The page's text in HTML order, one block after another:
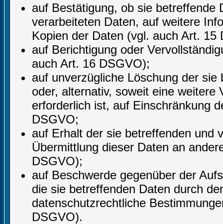
auf Bestätigung, ob sie betreffende
verarbeiteten Daten, auf weitere
Kopien der Daten (vgl. auch Art. 15
auf Berichtigung oder
auch Art. 16 DSGVO);
auf unverzügliche Löschung der
oder, alternativ, soweit eine
erforderlich ist, auf Einschränkung
DSGVO;
auf Erhalt der sie betreffenden und
Übermittlung dieser Daten an
DSGVO);
auf Beschwerde gegenüber der
die sie betreffenden Daten durch
datenschutzrechtliche
DSGVO).